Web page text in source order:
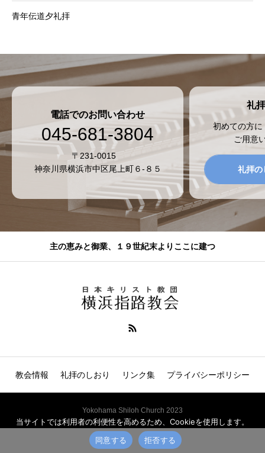
青年伝道夕礼拝
電話でのお問い合わせ
045-681-3804
〒231-0015
神奈川県横浜市中区尾上町６-８５
礼
初めての方
ご用意
礼拝の
主の恵みと御業、１９世紀末よりここに建つ
教会情報 礼拝のしおり リンク集 プライバシーポリシー
Yokohama Shiloh Church 2023
当サイトでは利用者の利便性を高めるため、Cookieを使用します。
同意する
拒否する